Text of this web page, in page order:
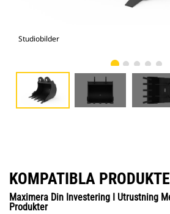
Studiobilder
KOMPATIBLA
Maximera Din Investering I Utrustning
Produkter